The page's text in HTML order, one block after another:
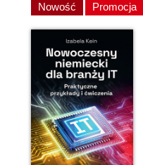
Nowość Promocja